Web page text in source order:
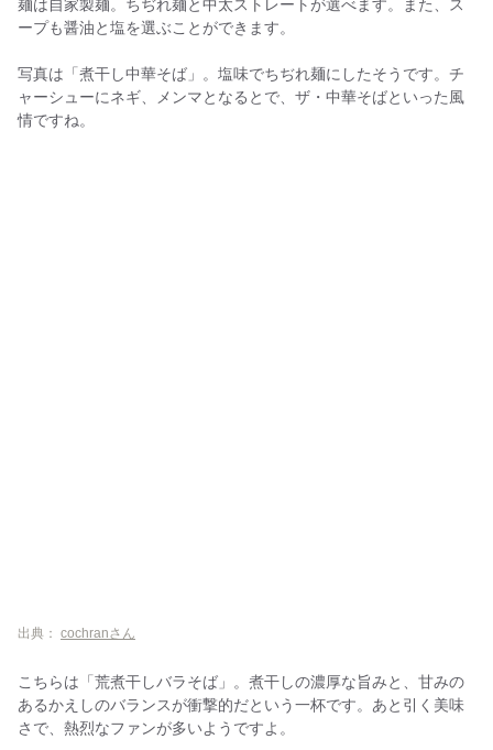
麺は自家製麺。ちぢれ麺と中太ストレートが選べます。また、ス
ープも醤油と塩を選ぶことができます。
写真は「煮干し中華そば」。塩味でちぢれ麺にしたそうです。チ
ャーシューにネギ、メンマとなるとで、ザ・中華そばといった風
情ですね。
出典： cochranさん
こちらは「荒煮干しバラそば」。煮干しの濃厚な旨みと、甘みの
あるかえしのバランスが衝撃的だという一杯です。あと引く美味
さで、熱烈なファンが多いようですよ。